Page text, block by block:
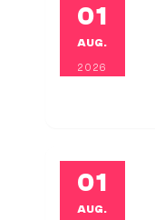
01
AUG.
2026
01
AUG.